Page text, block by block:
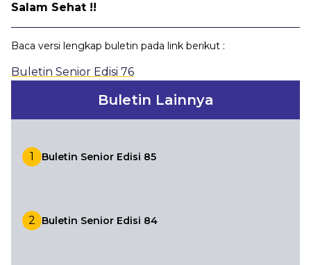
Salam Sehat !!
Baca versi lengkap buletin pada link berikut :
Buletin Senior Edisi 76
Buletin Lainnya
1 Buletin Senior Edisi 85
2 Buletin Senior Edisi 84